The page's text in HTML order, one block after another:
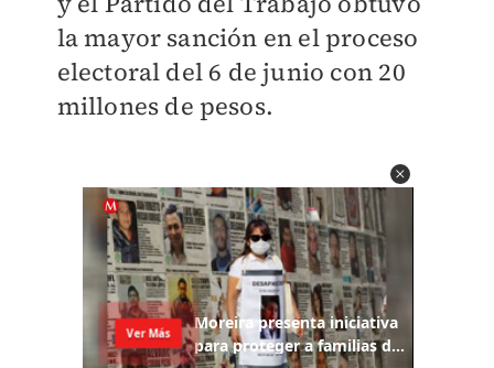
la mayor sanción en el proceso
electoral del 6 de junio con 20
millones de pesos.